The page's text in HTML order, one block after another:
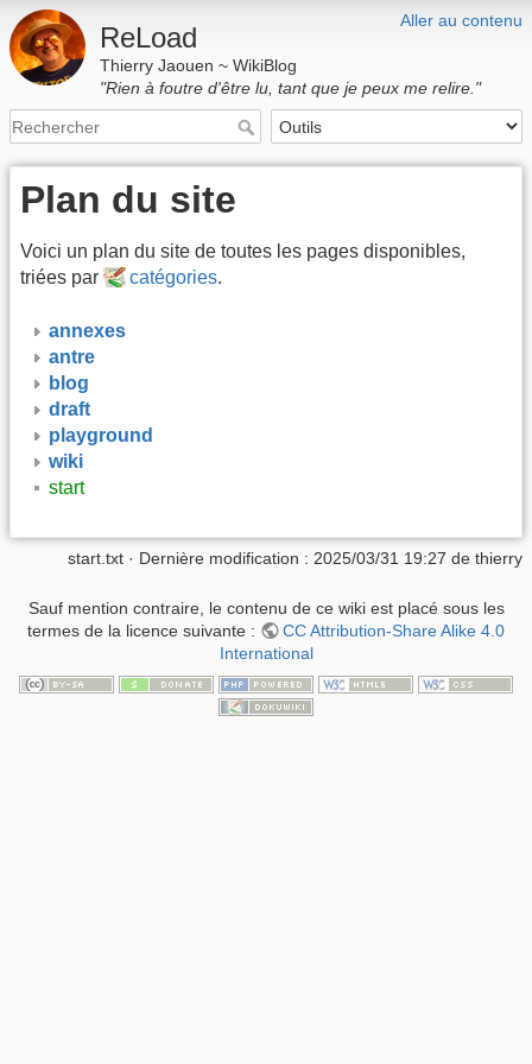
Aller au contenu
ReLoad
Thierry Jaouen ~ WikiBlog
"Rien à foutre d'être lu, tant que je peux me relire."
Plan du site
Voici un plan du site de toutes les pages disponibles,
triées par
catégories.
annexes
antre
blog
draft
playground
wiki
start
start.txt · Dernière modification : 2025/03/31 19:27 de thierry
Sauf mention contraire, le contenu de ce wiki est placé sous les
termes de la licence suivante :
CC Attribution-Share Alike 4.0
International